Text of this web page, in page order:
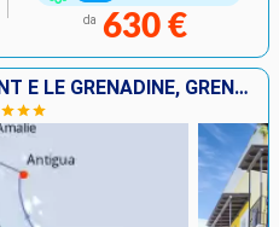
da 630 €
PORTORICO, SAINT-VINCENT E LE GRENADINE, GRENADA, MARTINICA, ANTIGUA E BARBUDA, STATI UNITI